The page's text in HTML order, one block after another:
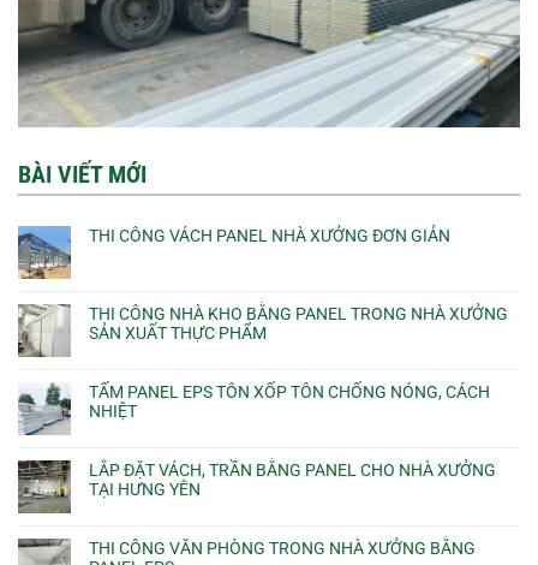
BÀI VIẾT MỚI
THI CÔNG VÁCH PANEL NHÀ XƯỞNG ĐƠN GIẢN
THI CÔNG NHÀ KHO BẰNG PANEL TRONG NHÀ XƯỞNG
SẢN XUẤT THỰC PHẨM
TẤM PANEL EPS TÔN XỐP TÔN CHỐNG NÓNG, CÁCH
NHIỆT
LẮP ĐẶT VÁCH, TRẦN BẰNG PANEL CHO NHÀ XƯỞNG
TẠI HƯNG YÊN
THI CÔNG VĂN PHÒNG TRONG NHÀ XƯỞNG BẰNG